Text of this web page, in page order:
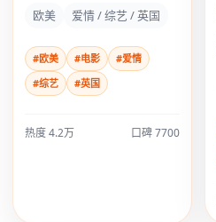
活化，却更危险。
欧美 爱情 / 综艺 / 英国
#欧美 #电影
#爱情
#综艺
#英国
热度4.2万 口碑7700